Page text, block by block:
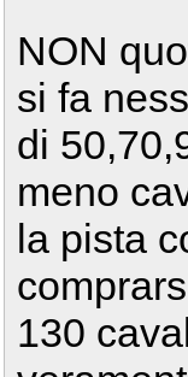
NON
si fa
di
meno
la pista
130